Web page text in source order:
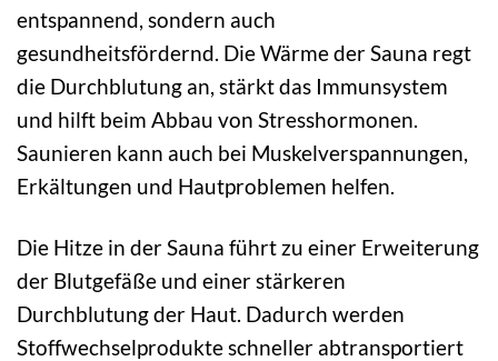
entspannend, sondern auch
gesundheitsfördernd. Die Wärme der Sauna regt
die Durchblutung an, stärkt das Immunsystem
und hilft beim Abbau von Stresshormonen.
Saunieren kann auch bei Muskelverspannungen,
Erkältungen und Hautproblemen helfen.
Die Hitze in der Sauna führt zu einer Erweiterung
der Blutgefäße und einer stärkeren
Durchblutung der Haut. Dadurch werden
Stoffwechselprodukte schneller abtransportiert